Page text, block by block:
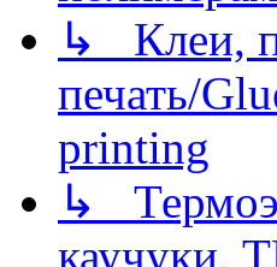
↳ Клеи,
печать/
printing
↳
каучуки,